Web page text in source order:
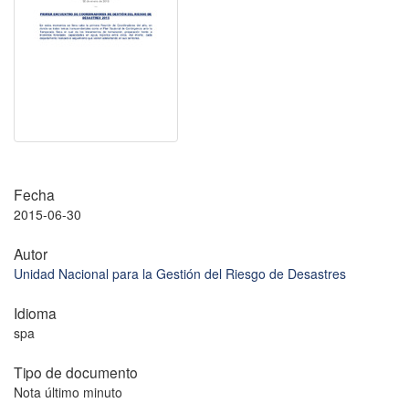
Fecha
2015-06-30
Autor
Unidad Nacional para la Gestión del Riesgo de Desastres
Idioma
spa
Tipo de documento
Nota último minuto